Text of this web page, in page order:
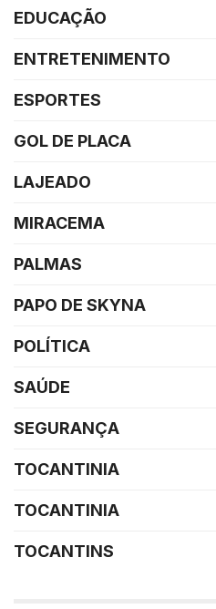
EDUCAÇÃO
ENTRETENIMENTO
ESPORTES
GOL DE PLACA
LAJEADO
MIRACEMA
PALMAS
PAPO DE SKYNA
POLÍTICA
SAÚDE
SEGURANÇA
TOCANTINIA
TOCANTINIA
TOCANTINS